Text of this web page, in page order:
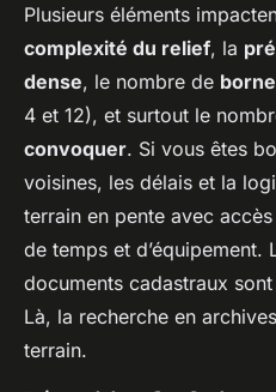
Plusieurs éléments
complexité du relief, la
dense, le nombre de
4 et 12), et surtout le
convoquer. Si vous êtes
voisines, les délais et la
terrain en pente avec
de temps et d’équipement.
documents cadastraux
Là, la recherche en
terrain.